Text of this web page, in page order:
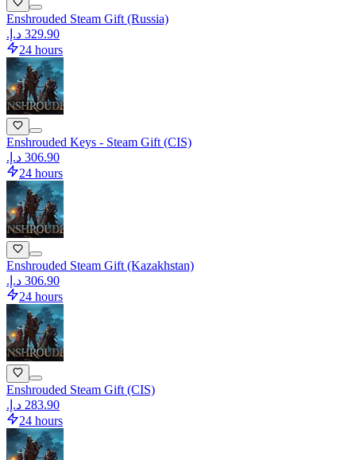
Enshrouded Steam Gift (Russia)
24 hours
Enshrouded Keys - Steam Gift (CIS)
24 hours
Enshrouded Steam Gift (Kazakhstan)
24 hours
Enshrouded Steam Gift (CIS)
24 hours